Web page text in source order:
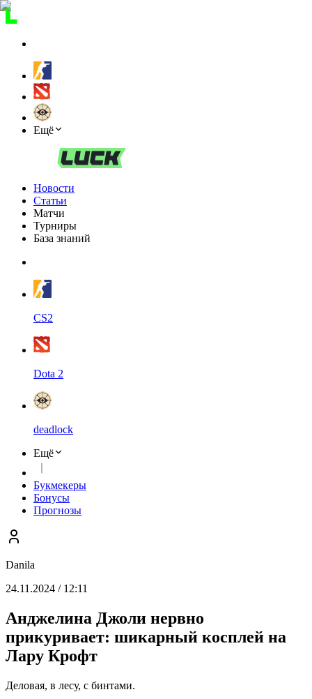
Ещё
Новости
Статьи
Матчи
Турниры
База знаний
CS2
Dota 2
deadlock
Ещё
Букмекеры
Бонусы
Прогнозы
Danila
24.11.2024 / 12:11
Анджелина Джоли нервно
прикуривает: шикарный косплей на
Лару Крофт
Деловая, в лесу, с бинтами.